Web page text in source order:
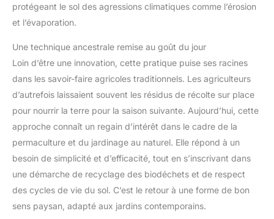
protégeant le sol des agressions climatiques comme l’érosion
et l’évaporation.
Une technique ancestrale remise au goût du jour
Loin d’être une innovation, cette pratique puise ses racines
dans les savoir-faire agricoles traditionnels. Les agriculteurs
d’autrefois laissaient souvent les résidus de récolte sur place
pour nourrir la terre pour la saison suivante. Aujourd’hui, cette
approche connaît un regain d’intérêt dans le cadre de la
permaculture et du jardinage au naturel. Elle répond à un
besoin de simplicité et d’efficacité, tout en s’inscrivant dans
une démarche de recyclage des biodéchets et de respect
des cycles de vie du sol. C’est le retour à une forme de bon
sens paysan, adapté aux jardins contemporains.